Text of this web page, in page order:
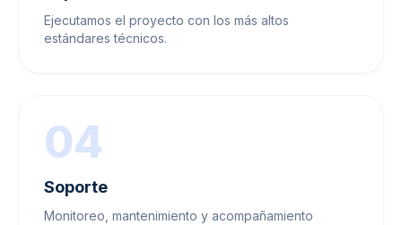
Ejecutamos el proyecto con los más altos
estándares técnicos.
04
Soporte
Monitoreo, mantenimiento y acompañamiento